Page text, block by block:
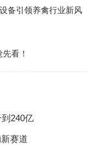
备引领养禽行业新风
看！
240亿
赛道